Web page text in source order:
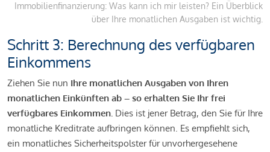
Immobilienfinanzierung: Was kann ich mir leisten? Ein Überblick
über Ihre monatlichen Ausgaben ist wichtig.
Schritt 3: Berechnung des verfügbaren
Einkommens
Ziehen Sie nun Ihre monatlichen Ausgaben von Ihren
monatlichen Einkünften ab – so erhalten Sie Ihr frei
verfügbares Einkommen. Dies ist jener Betrag, den Sie für Ihre
monatliche Kreditrate aufbringen können. Es empfiehlt sich,
ein monatliches Sicherheitspolster für unvorhergesehene